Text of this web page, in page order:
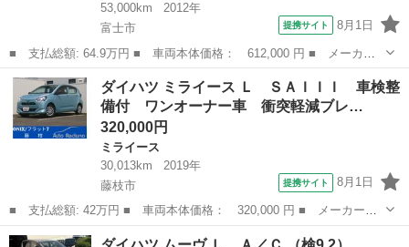
53,000km
2012年
富士市
提携サイト 8月1日
■ 支払総額: 64.9万円 ■ 車両本体価格： 612,000 円 ■ メーカー
名： ダイハツ ■ 車種名： ミラココア ■ グレード名： ココア
プラスＧ 純正ナビ／バックカメラ／ドラレコ／スマートキー／Ｂｌ
ｕｅｔｏｏｔ...
静岡 富士市 ミラ
ダイハツ ミライース Ｌ ＳＡＩＩＩ 車検整
備付 ワンオーナー車 衝突軽減ブレ…
320,000円
ミライース
30,013km
2019年
藤枝市
提携サイト 8月1日
■ 支払総額: 42万円 ■ 車両本体価格： 320,000 円 ■ メーカー
名： ダイハツ ■ 車種名： ミライース ■ グレード名： Ｌ Ｓ
静岡 藤枝市 ミライース